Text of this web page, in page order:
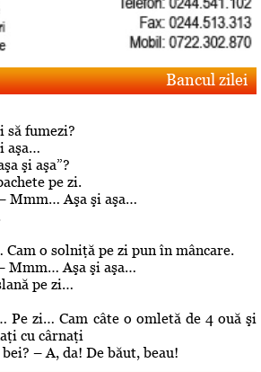
Bancul zilei
să fumezi?
aşa…
şi aşa”?
pe zi.
Mmm… Aşa şi aşa…
o solniţă pe zi pun în mâncare.
Mmm… Aşa şi aşa…
pe zi…
Pe zi… Cam câte o omletă de 4 ouă şi
cu cârnaţi
– A, da! De băut, beau!